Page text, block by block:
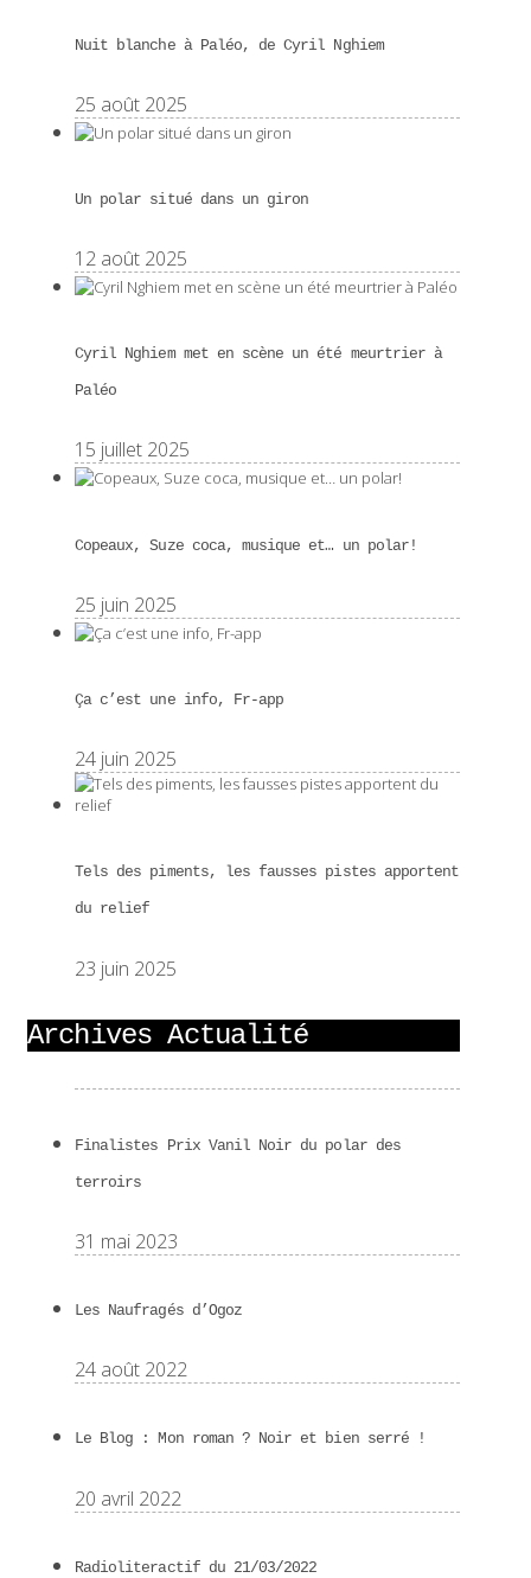
Nuit blanche à Paléo, de Cyril Nghiem
25 août 2025
Un polar situé dans un giron
12 août 2025
Cyril Nghiem met en scène un été meurtrier à
Paléo
15 juillet 2025
Copeaux, Suze coca, musique et… un polar!
25 juin 2025
Ça c’est une info, Fr-app
24 juin 2025
Tels des piments, les fausses pistes apportent
du relief
23 juin 2025
Archives Actualité
Finalistes Prix Vanil Noir du polar des
terroirs
31 mai 2023
Les Naufragés d’Ogoz
24 août 2022
Le Blog : Mon roman ? Noir et bien serré !
20 avril 2022
Radioliteractif du 21/03/2022